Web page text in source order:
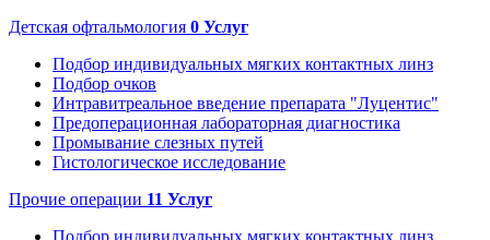
Детская офтальмология 0 Услуг
Подбор индивидуальных мягких контактных линз
Подбор очков
Интравитреальное введение препарата "Луцентис"
Предоперационная лабораторная диагностика
Промывание слезных путей
Гистологическое исследование
Прочие операции 11 Услуг
Подбор индивидуальных мягких контактных линз